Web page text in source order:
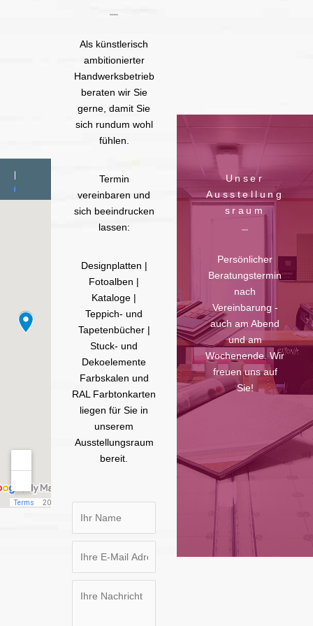
Als künstlerisch
ambitionierter
Handwerksbetrieb
beraten wir Sie
gerne, damit Sie
sich rundum wohl
fühlen.
Termin
vereinbaren und
sich beeindrucken
lassen:
Designplatten |
Fotoalben |
Kataloge |
Teppich- und
Tapetenbücher |
Stuck- und
Dekoelemente
Farbskalen und
RAL Farbtonkarten
liegen für Sie in
unserem
Ausstellungsraum
bereit.
Unser
Ausstellung
sraum
Persönlicher
Beratungstermin
nach
Vereinbarung -
auch am Abend
und am
Wochenende. Wir
freuen uns auf
Sie!